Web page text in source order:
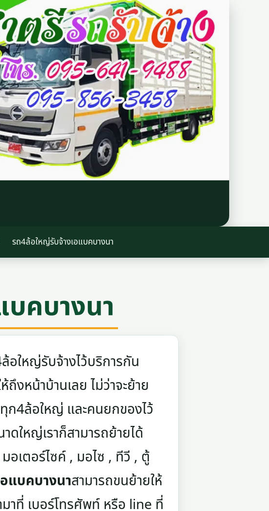
รถ4ล้อใหญ่รับจ้างเอแบคบางนา
คบางนา
ใหญ่รับจ้างไว้บริการกัน
ถึงหน้าบ้านเลย ไม่ว่าจะย้าย
ก4ล้อใหญ่ และคนยกของไว้
ดใหญ่เราก็สามารถย้ายได้
อเตอร์ไซค์ , มอไซ , ทีวี , ตู้
แบคบางนาสามารถขนย้ายให้
าที่ เบอร์โทรศัพท์ หรือ line ที่